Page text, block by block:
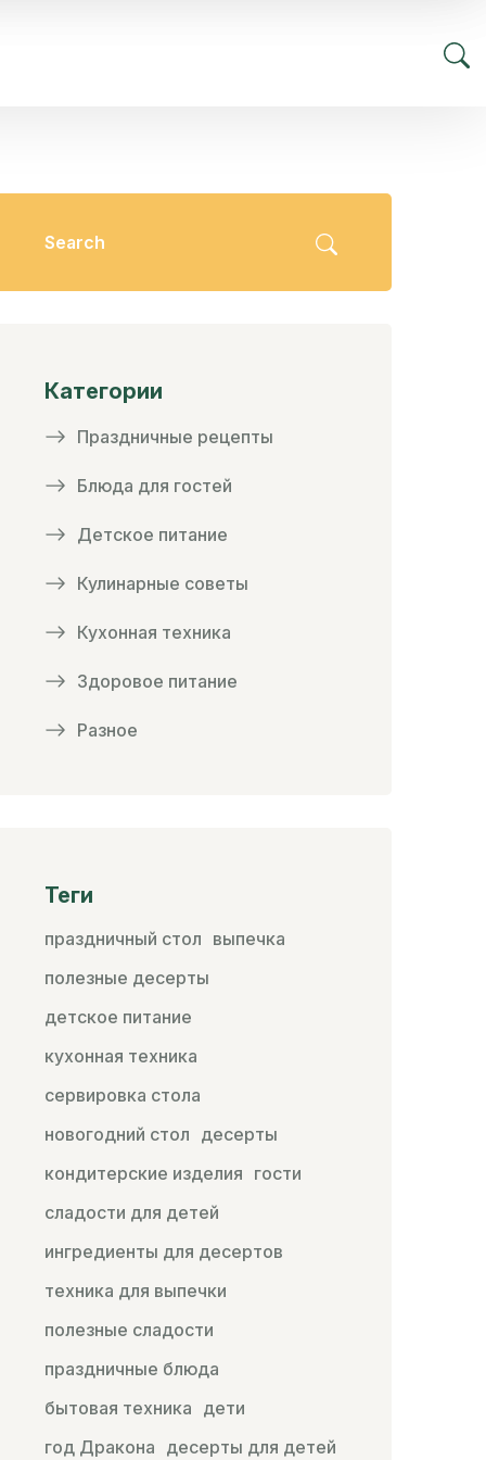
Категории
Праздничные рецепты
Блюда для гостей
Детское питание
Кулинарные советы
Кухонная техника
Здоровое питание
Разное
Теги
праздничный стол выпечка
полезные десерты
детское питание
кухонная техника
сервировка стола
новогодний стол десерты
кондитерские изделия гости
сладости для детей
ингредиенты для десертов
техника для выпечки
полезные сладости
праздничные блюда
бытовая техника дети
год Дракона десерты для детей